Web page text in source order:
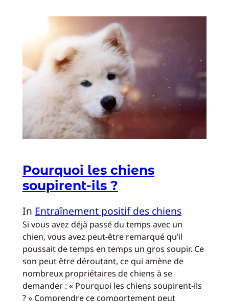
Pourquoi les chiens
soupirent-ils ?
In Entraînement positif des chiens
Si vous avez déjà passé du temps avec un
chien, vous avez peut-être remarqué qu’il
poussait de temps en temps un gros soupir. Ce
son peut être déroutant, ce qui amène de
nombreux propriétaires de chiens à se
demander : « Pourquoi les chiens soupirent-ils
? » Comprendre ce comportement peut